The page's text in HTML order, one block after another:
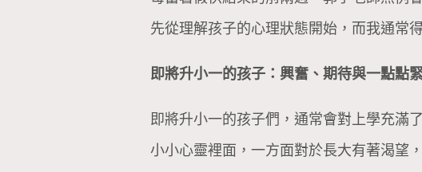
先從理解孩子的心理狀態開始，而我通常
即將升小一的孩子：興奮、期待與一點點
即將升小一的孩子們，通常會對上學充滿
小小心靈裡面，一方面對於長大有著渴望